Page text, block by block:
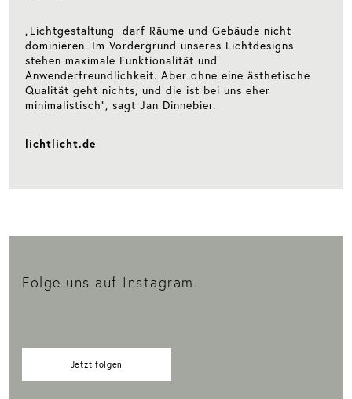
„Lichtgestaltung darf Räume und Gebäude nicht
dominieren. Im Vordergrund unseres Lichtdesigns
stehen maximale Funktionalität und
Anwenderfreundlichkeit. Aber ohne eine ästhetische
Qualität geht nichts, und die ist bei uns eher
minimalistisch“, sagt Jan Dinnebier.
lichtlicht.de
Folge uns auf Instagram.
Jetzt folgen